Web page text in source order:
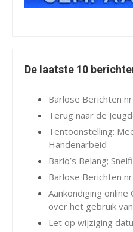
De laatste 10
Barlose Berichten
Terug naar de
Tentoonstelling:
Handenarbeid
Barlo’s Belang;
Barlose Berichten
Aankondiging
over het gebruik
Let op wijziging